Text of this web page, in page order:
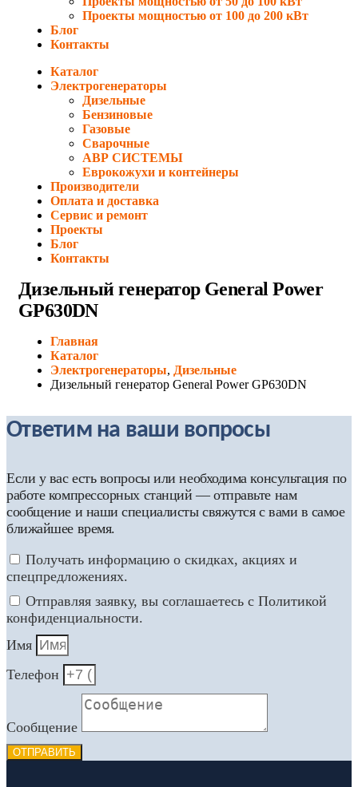
Проекты мощностью от 100 до 200 кВт
Блог
Контакты
Каталог
Электрогенераторы
Дизельные
Бензиновые
Газовые
Сварочные
АВР СИСТЕМЫ
Еврокожухи и контейнеры
Производители
Оплата и доставка
Сервис и ремонт
Проекты
Блог
Контакты
Дизельный генератор General Power
GP630DN
Главная
Каталог
Электрогенераторы, Дизельные
Дизельный генератор General Power GP630DN
Ответим на ваши вопросы
Если у вас есть вопросы или необходима консультация по
работе компрессорных станций — отправьте нам
сообщение и наши специалисты свяжутся с вами в самое
ближайшее время.
Получать информацию о скидках, акциях и
спецпредложениях.
Отправляя заявку, вы соглашаетесь с Политикой
конфиденциальности.
Имя
Телефон
Сообщение
ОТПРАВИТЬ